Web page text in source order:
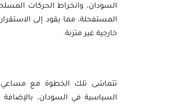
السودان، وانخراط الحركات
المستفحلة، مما يقود إلى
خارجية غير متزنة.
تتماشى تلك الخطوة مع مساعي
السياسية في السودان، بالإضافة